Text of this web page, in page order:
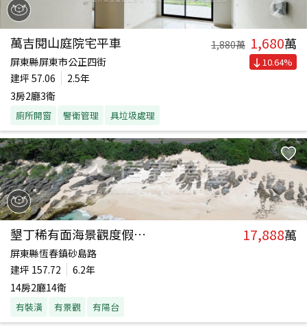
萬吉閱山庭院宅平車 1,880萬 1,680萬
屏東縣屏東市公正四街
建坪 57.06
2.5年
3房2廳3衛
廁所開窗 警衛管理 具垃圾處理
10.64%
墾丁稀有面海景觀度假會館 17,888萬
屏東縣恆春鎮砂島路
建坪 157.72
6.2年
14房2廳14衛
有裝潢 有景觀 有陽台